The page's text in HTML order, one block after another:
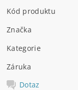
Kód produktu
Značka
Kategorie
Záruka
Dotaz